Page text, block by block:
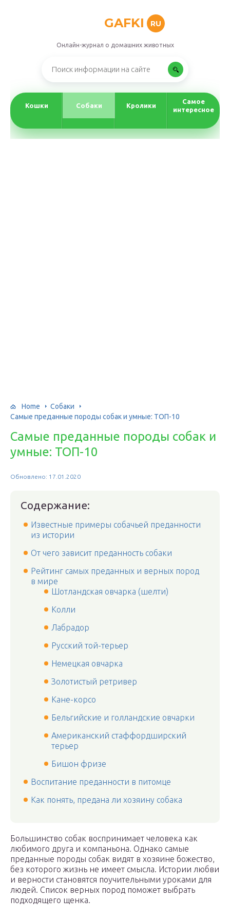
GAFKI RU
Онлайн-журнал о домашних животных
Кошки Собаки Кролики
Самое
интересное
Home
Собаки
Самые преданные породы собак и умные: ТОП-10
Самые преданные породы собак и
умные: ТОП-10
Обновлено: 17.01.2020
Содержание:
Известные примеры собачьей преданности
из истории
От чего зависит преданность собаки
Рейтинг самых преданных и верных пород
в мире
Шотландская овчарка (шелти)
Колли
Лабрадор
Русский той-терьер
Немецкая овчарка
Золотистый ретривер
Кане-корсо
Бельгийские и голландские овчарки
Американский стаффордширский
терьер
Бишон фризе
Воспитание преданности в питомце
Как понять, предана ли хозяину собака
Большинство собак воспринимает человека как
любимого друга и компаньона. Однако самые
преданные породы собак видят в хозяине божество,
без которого жизнь не имеет смысла. Истории любви
и верности становятся поучительными уроками для
людей. Список верных пород поможет выбрать
подходящего щенка.